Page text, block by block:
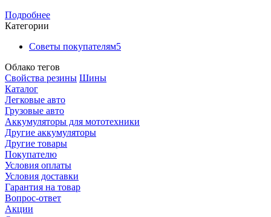
Подробнее
Категории
Советы покупателям5
Облако тегов
Свойства резины Шины
Каталог
Легковые авто
Грузовые авто
Аккумуляторы для мототехники
Другие аккумуляторы
Другие товары
Покупателю
Условия оплаты
Условия доставки
Гарантия на товар
Вопрос-ответ
Акции